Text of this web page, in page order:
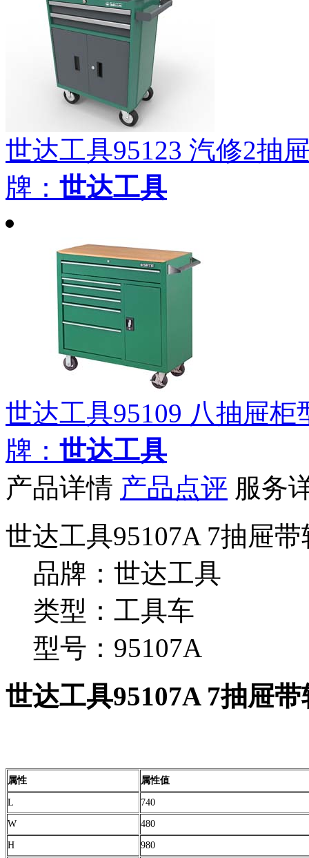
世达工具95123 汽修2抽
牌： 世达工具
世达工具95109 八抽屉柜
牌： 世达工具
产品详情 产品点评 服务
世达工具95107A 7抽屉
品牌：世达工具
类型：工具车
型号：95107A
世达工具95107A 7抽屉
属性 属性值
L 740
W 480
H 980